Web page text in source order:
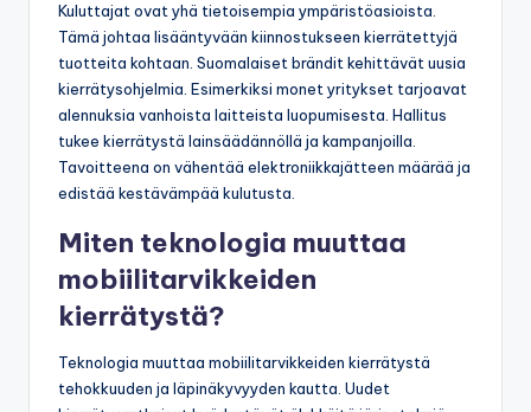
Kuluttajat ovat yhä tietoisempia ympäristöasioista.
Tämä johtaa lisääntyvään kiinnostukseen kierrätettyjä
tuotteita kohtaan. Suomalaiset brändit kehittävät uusia
kierrätysohjelmia. Esimerkiksi monet yritykset tarjoavat
alennuksia vanhoista laitteista luopumisesta. Hallitus
tukee kierrätystä lainsäädännöllä ja kampanjoilla.
Tavoitteena on vähentää elektroniikkajätteen määrää ja
edistää kestävämpää kulutusta.
Miten teknologia muuttaa
mobiilitarvikkeiden
kierrätystä?
Teknologia muuttaa mobiilitarvikkeiden kierrätystä
tehokkuuden ja läpinäkyvyyden kautta. Uudet